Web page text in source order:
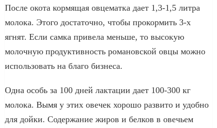
После окота кормящая овцематка дает 1,3-1,5 литра
молока. Этого достаточно, чтобы прокормить 3-х
ягнят. Если самка привела меньше, то высокую
молочную продуктивность романовской овцы можно
использовать на благо бизнеса.
Одна особь за 100 дней лактации дает 100-300 кг
молока. Вымя у этих овечек хорошо развито и удобно
для дойки. Содержание жиров и белков в овечьем